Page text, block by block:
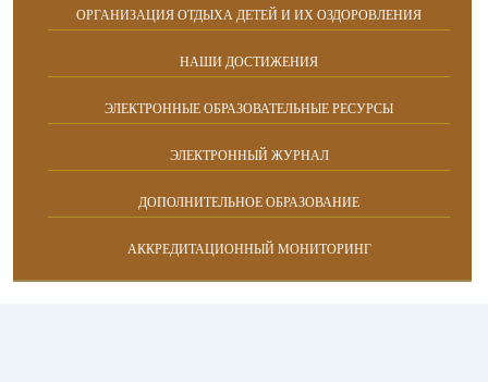
ОРГАНИЗАЦИЯ ОТДЫХА ДЕТЕЙ И ИХ ОЗДОРОВЛЕНИЯ
НАШИ ДОСТИЖЕНИЯ
ЭЛЕКТРОННЫЕ ОБРАЗОВАТЕЛЬНЫЕ РЕСУРСЫ
ЭЛЕКТРОННЫЙ ЖУРНАЛ
ДОПОЛНИТЕЛЬНОЕ ОБРАЗОВАНИЕ
АККРЕДИТАЦИОННЫЙ МОНИТОРИНГ